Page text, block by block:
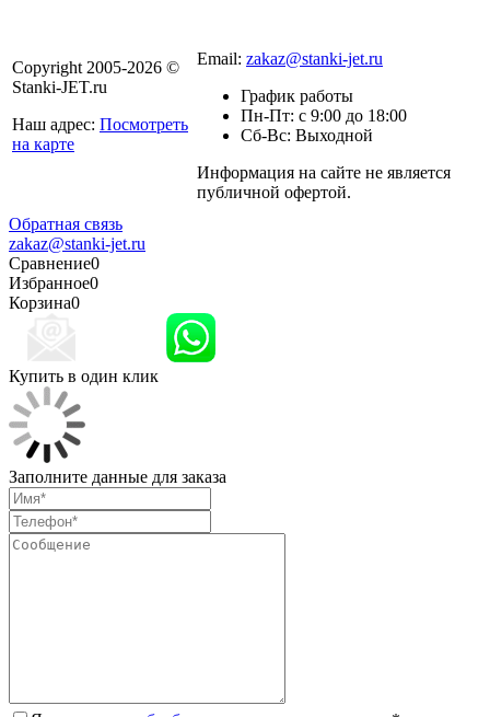
Copyright 2005-2026 ©
Stanki-JET.ru
Наш адрес: Посмотреть
на карте
Email: zakaz@stanki-jet.ru
График работы
Пн-Пт: с 9:00 до 18:00
Сб-Вс: Выходной
Информация на сайте не является
публичной офертой.
Обратная связь
zakaz@stanki-jet.ru
Сравнение0
Избранное0
Корзина0
Купить в один клик
Заполните данные для заказа